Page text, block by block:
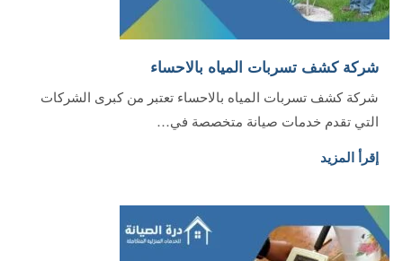
شركة كشف تسربات المياه بالاحساء
شركة كشف تسربات المياه بالاحساء تعتبر من كبرى الشركات
التي تقدم خدمات صيانة متخصصة في…
إقرأ المزيد